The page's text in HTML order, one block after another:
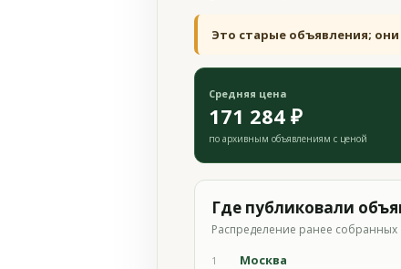
Это старые объявления;
Средняя цена
171 284 ₽
по архивным объявлениям с ценой
Где публиковали
Распределение ранее
1 Москва